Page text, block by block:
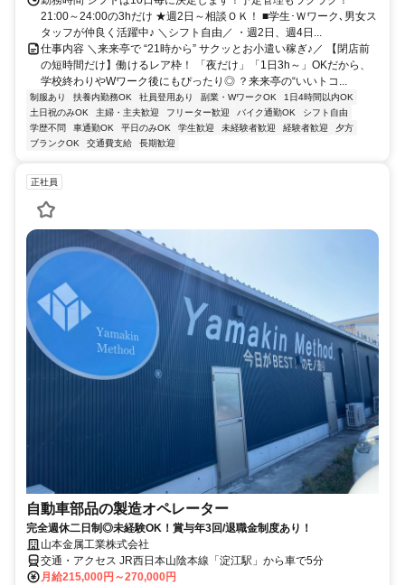
21:00～24:00の3hだけ ★週2日～相談ＯＫ！ ■学生･Ｗワーク､男女ス
タッフが仲良く活躍中♪ ＼シフト自由／ ・週2日、週4日...
仕事内容 ＼来来亭で “21時から” サクッとお小遣い稼ぎ♪／ 【閉店前
の短時間だけ】働けるレア枠！ 「夜だけ」「1日3h～」OKだから、
学校終わりやWワーク後にもぴったり◎ ？来来亭の“いいトコ...
制服あり 扶養内勤務OK 社員登用あり 副業・WワークOK
1日4時間以内OK
土日祝のみOK
主婦・主夫歓迎 フリーター歓迎 バイク通勤OK
シフト自由
学歴不問
車通勤OK 平日のみOK 学生歓迎 未経験者歓迎 経験者歓迎
夕方
ブランクOK
交通費支給 長期歓迎
正社員
自動車部品の製造オペレーター
完全週休二日制◎未経験OK！賞与年3回/退職金制度あり！
山本金属工業株式会社
交通・アクセス JR西日本山陰本線「淀江駅」から車で5分
月給215,000円～270,000円